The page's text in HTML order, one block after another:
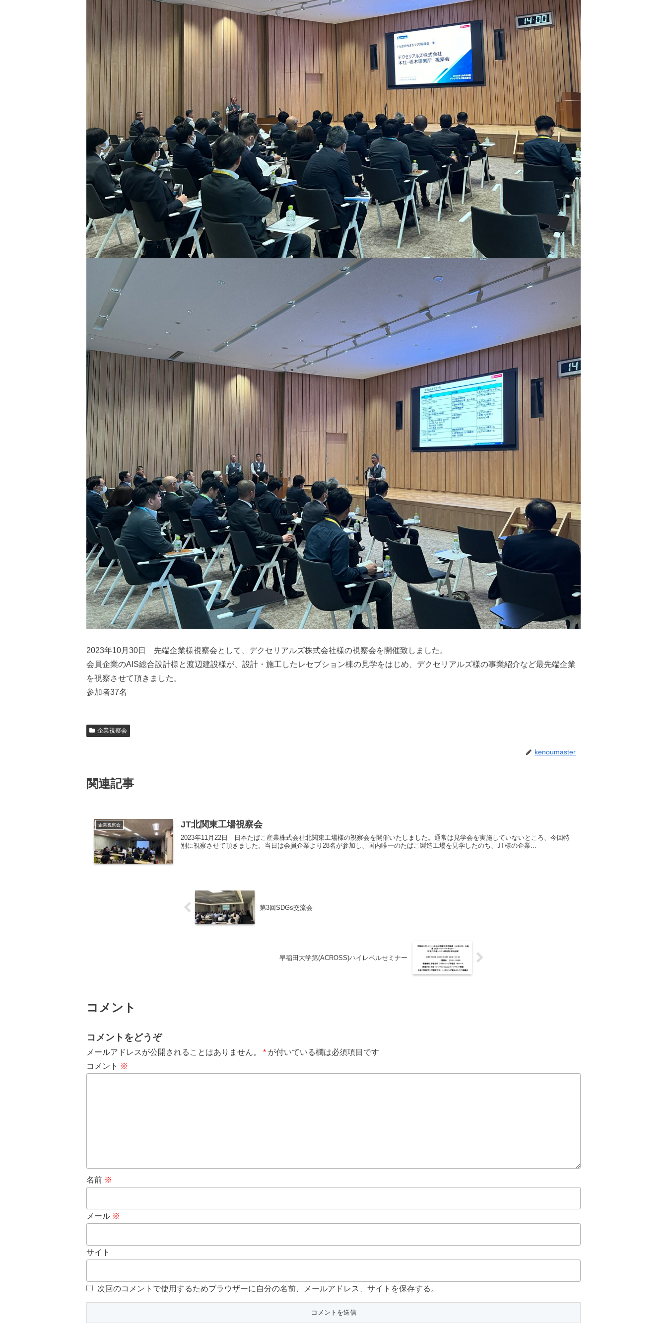
2023年10月30日 先端企業様視察会として、デクセリアルズ株式会社様の視察会を開催致しました。
会員企業のAIS総合設計様と渡辺建設様が、設計・施工したレセブション棟の見学をはじめ、デクセリアルズ様の事業紹介など最先端企業
を視察させて頂きました。
参加者37名
企業視察会
kenoumaster
関連記事
企業視察会 JT北関東工場視察会
2023年11月22日 日本たばこ産業株式会社北関東工場様の視察会を開催いたしました。通常は見学会を実施していないところ、今回特
別に視察させて頂きました。当日は会員企業より28名が参加し、国内唯一のたばこ製造工場を見学したのち、JT様の企業...
第3回SDGs交流会
早稲田大学第(ACROSS)ハイレベルセミナー
コメント
コメントをどうぞ
メールアドレスが公開されることはありません。 * が付いている欄は必須項目です
コメント ※
名前 ※
メール ※
サイト
次回のコメントで使用するためブラウザーに自分の名前、メールアドレス、サイトを保存する。